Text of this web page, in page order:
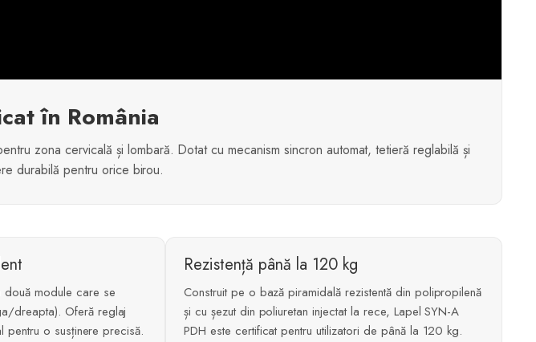
în România
zona cervicală și lombară. Dotat cu mecanism sincron automat, tetieră reglabilă și
durabilă pentru orice birou.
două module care se
dreapta). Oferă reglaj
pentru o susținere precisă.
Rezistență până la 120 kg
Construit pe o bază piramidală rezistentă din polipropilenă
și cu șezut din poliuretan injectat la rece, Lapel SYN-A
PDH este certificat pentru utilizatori de până la 120 kg.